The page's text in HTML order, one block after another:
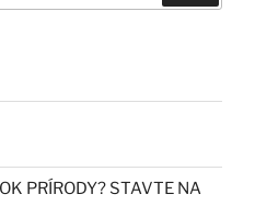
PRÍRODY? STAVTE NA